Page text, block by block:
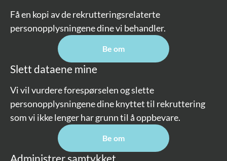
Få en kopi av de rekrutteringsrelaterte
personopplysningene dine vi behandler.
Be om
Slett dataene mine
Vi vil vurdere forespørselen og slette
personopplysningene dine knyttet til rekruttering
som vi ikke lenger har grunn til å oppbevare.
Be om
Administrer samtykket